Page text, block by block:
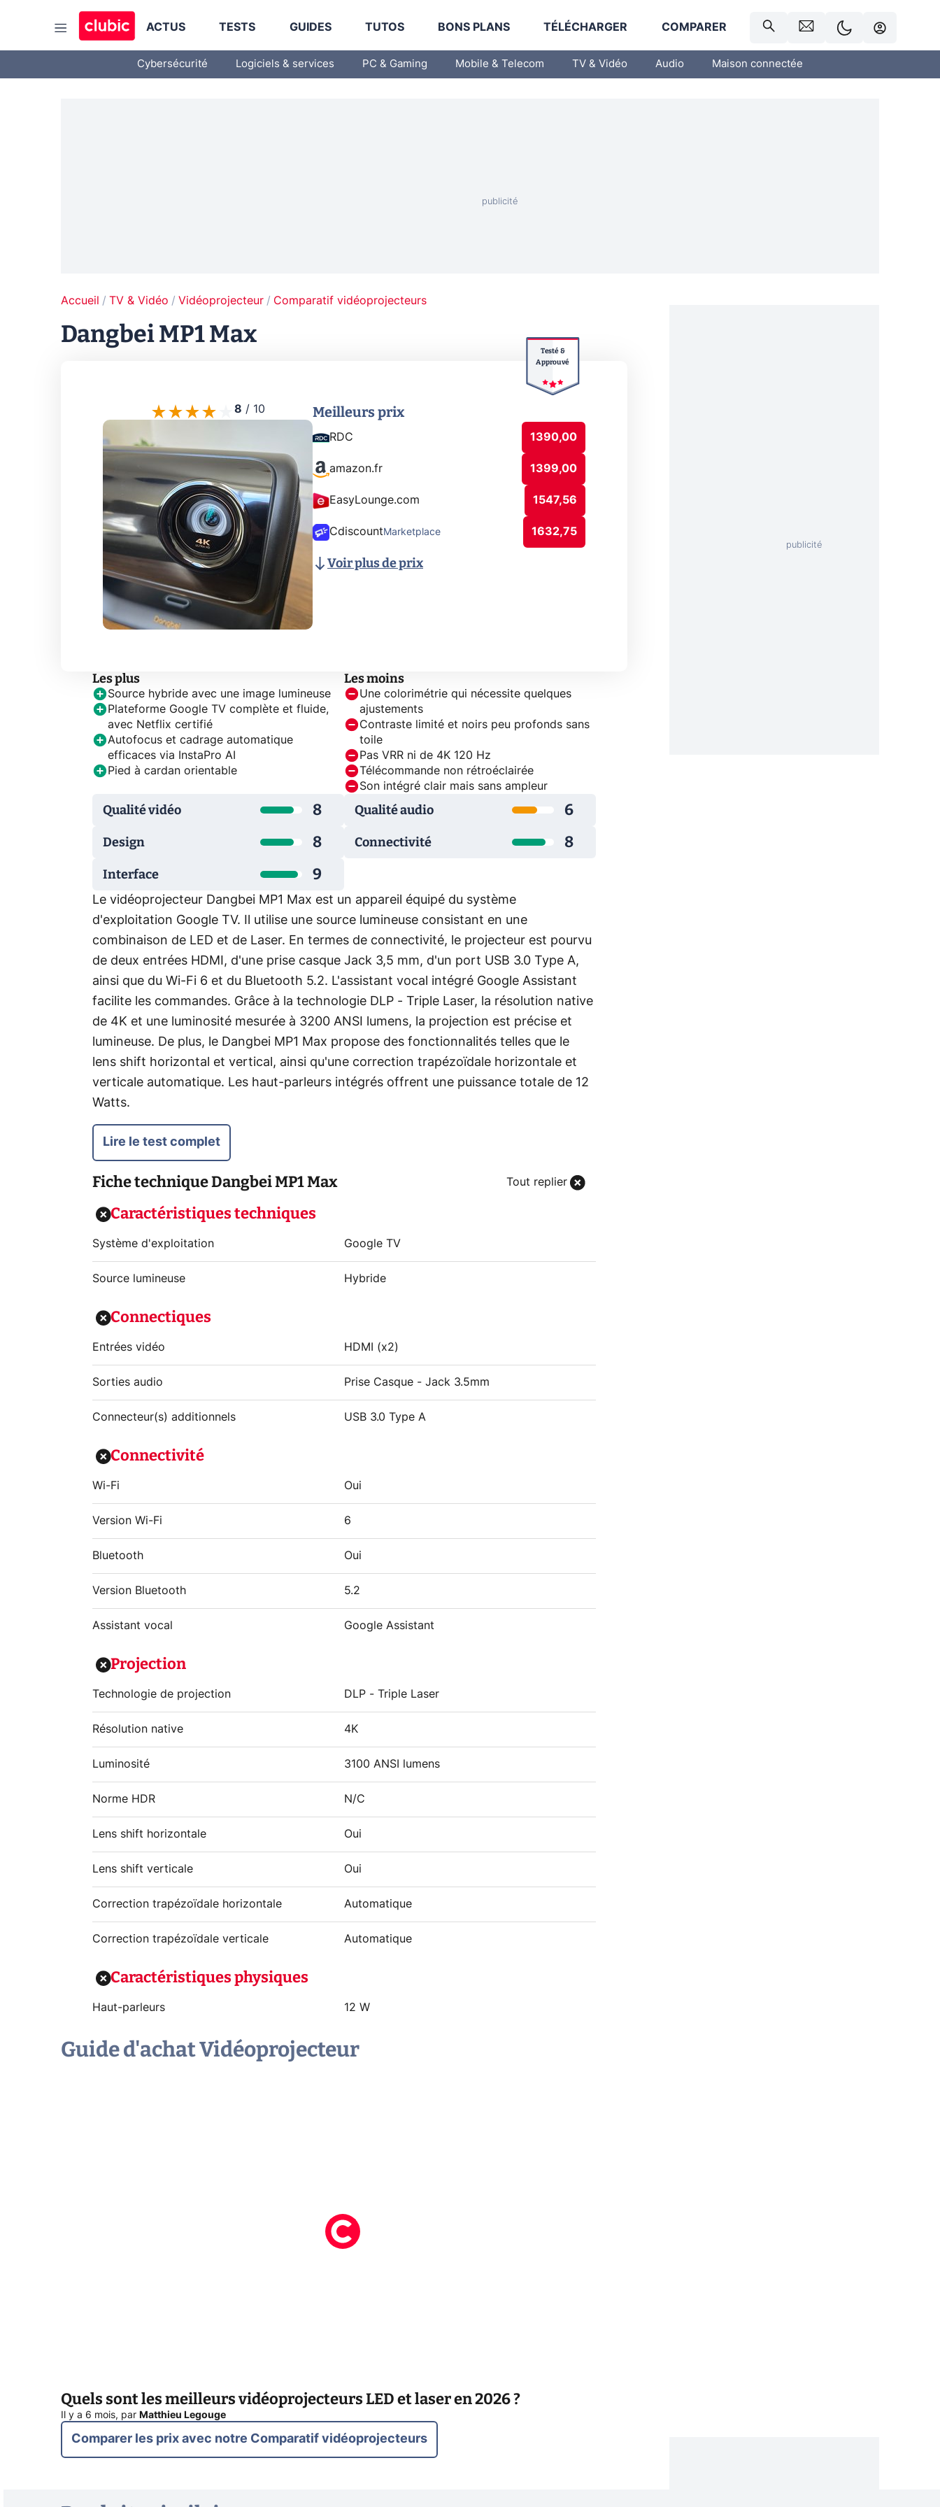
ACTUS TESTS GUIDES TUTOS BONS PLANS TÉLÉCHARGER COMPARER
Cybersécurité Logiciels & services PC & Gaming Mobile & Telecom TV & Vidéo Audio Maison connectée
Accueil TV & Vidéo Vidéoprojecteur Comparatif vidéoprojecteurs
Dangbei MP1 Max
Testé &
Approuvé
8 / 10 Meilleurs prix
RDC 1390,00
amazon.fr 1399,00
EasyLounge.com 1547,56
Cdiscount Marketplace 1632,75
Voir plus de prix
Les plus
Source hybride avec une image lumineuse
Plateforme Google TV complète et fluide,
avec Netflix certifié
Autofocus et cadrage automatique
efficaces via InstaPro AI
Pied à cardan orientable
Les moins
Une colorimétrie qui nécessite quelques
ajustements
Contraste limité et noirs peu profonds sans
toile
Pas VRR ni de 4K 120 Hz
Télécommande non rétroéclairée
Son intégré clair mais sans ampleur
Qualité vidéo 8
Design 8
Interface 9
Qualité audio 6
Connectivité 8
Le vidéoprojecteur Dangbei MP1 Max est un appareil équipé du système
d'exploitation Google TV. Il utilise une source lumineuse consistant en une
combinaison de LED et de Laser. En termes de connectivité, le projecteur est pourvu
de deux entrées HDMI, d'une prise casque Jack 3,5 mm, d'un port USB 3.0 Type A,
ainsi que du Wi-Fi 6 et du Bluetooth 5.2. L'assistant vocal intégré Google Assistant
facilite les commandes. Grâce à la technologie DLP - Triple Laser, la résolution native
de 4K et une luminosité mesurée à 3200 ANSI lumens, la projection est précise et
lumineuse. De plus, le Dangbei MP1 Max propose des fonctionnalités telles que le
lens shift horizontal et vertical, ainsi qu'une correction trapézoïdale horizontale et
verticale automatique. Les haut-parleurs intégrés offrent une puissance totale de 12
Watts.
Lire le test complet
Fiche techniqueDangbei MP1 Max Tout replier
Caractéristiques techniques
Système d'exploitation Google TV
Source lumineuse Hybride
Connectiques
Entrées vidéo HDMI (x2)
Sorties audio Prise Casque - Jack 3.5mm
Connecteur(s) additionnels USB 3.0 Type A
Connectivité
Wi-Fi Oui
Version Wi-Fi 6
Bluetooth Oui
Version Bluetooth 5.2
Assistant vocal Google Assistant
Projection
Technologie de projection DLP - Triple Laser
Résolution native 4K
Luminosité 3100 ANSI lumens
Norme HDR N/C
Lens shift horizontale Oui
Lens shift verticale Oui
Correction trapézoïdale horizontale Automatique
Correction trapézoïdale verticale Automatique
Caractéristiques physiques
Haut-parleurs 12 W
Guide d'achat Vidéoprojecteur
Quels sont les meilleurs vidéoprojecteurs LED et laser en 2026 ?
Il y a 6 mois, par Matthieu Legouge
Comparer les prix avec notre Comparatif vidéoprojecteurs